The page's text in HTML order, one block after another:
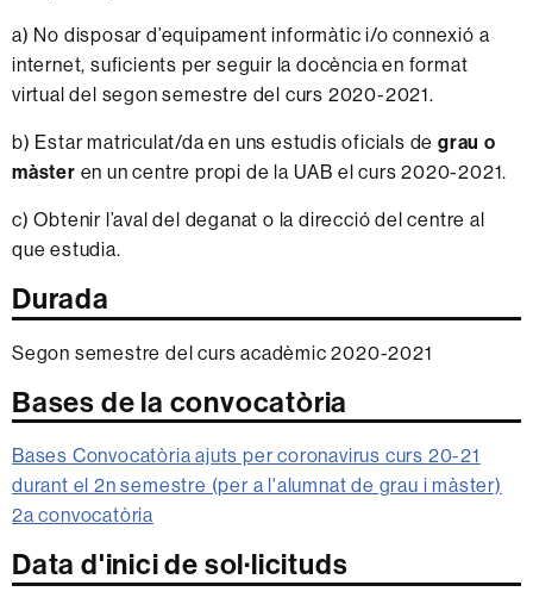
a) No disposar d’equipament informàtic i/o connexió a
internet, suficients per seguir la docència en format
virtual del segon semestre del curs 2020-2021.
b) Estar matriculat/da en uns estudis oficials de grau o
màster en un centre propi de la UAB el curs 2020-2021.
c) Obtenir l’aval del deganat o la direcció del centre al
que estudia.
Durada
Segon semestre del curs acadèmic 2020-2021
Bases de la convocatòria
Bases Convocatòria ajuts per coronavirus curs 20-21
durant el 2n semestre (per a l'alumnat de grau i màster)
2a convocatòria
Data d'inici de sol·licituds